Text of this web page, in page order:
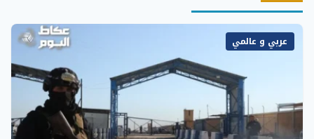
عربي و عالمي